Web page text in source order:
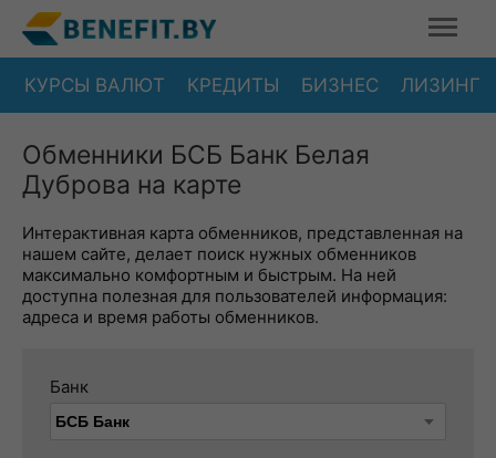
КУРСЫ ВАЛЮТ КРЕДИТЫ БИЗНЕС ЛИЗИНГ
Обменники БСБ Банк Белая
Дуброва на карте
Интерактивная карта обменников, представленная на
нашем сайте, делает поиск нужных обменников
максимально комфортным и быстрым. На ней
доступна полезная для пользователей информация:
адреса и время работы обменников.
Банк